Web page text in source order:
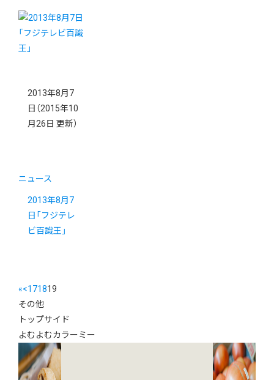
2013年8月7
日 （2015年10
月26日 更新）
ニュース
2013年8月7
日「フジテレ
ビ百識王」
«<171819
その他
トップサイド
よむよむカラーミー